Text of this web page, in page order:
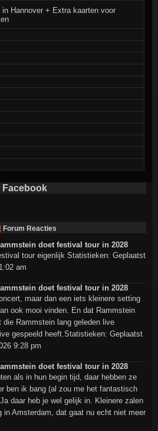
in Hannover + Extra kaarten voor
Facebook
Forum Reacties
doet festival tour in 2028
tour eigenlijk Statistieken: Geplaatst
am
doet festival tour in 2028
maar dan een iets kleinere setting
ook mooi vinden. En dat Rammstein
Rammstein lang geleden live
gespeeld heeft.Statistieken: Geplaatst
9:28 pm
doet festival tour in 2028
als in hun begin tijd, daar hebben ze
ben ik bang (al zou me het fantastisch
daar heb je wel gelijk in. Kleinere zalen
Amsterdam, dat gaat nu echt niet meer